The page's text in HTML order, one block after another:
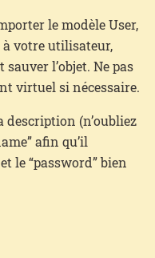
le modèle User,
à votre utilisateur,
l’objet. Ne pas
virtuel si nécessaire.
description (n’oubliez
afin qu’il
le “password” bien